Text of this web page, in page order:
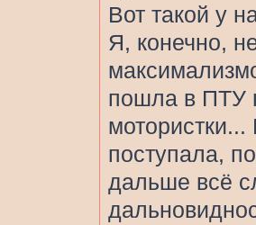
Вот такой у
Я, конечно,
пошла в ПТУ
мотористки...
поступала,
дальше всё